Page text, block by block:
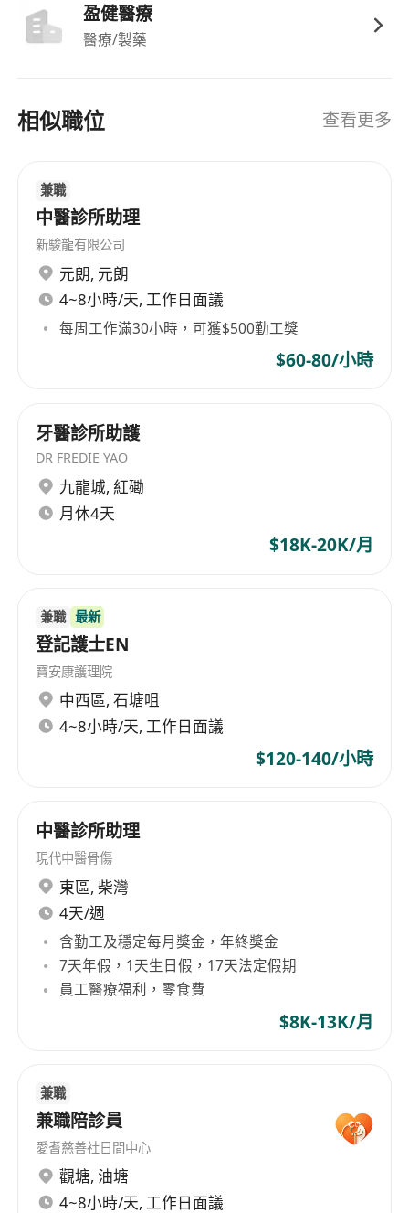
盈健醫療
醫療/製藥
相似職位 查看更多
兼職
中醫診所助理
新駿龍有限公司
元朗, 元朗
4~8小時/天, 工作日面議
每周工作滿30小時，可獲$500勤工獎
$60-80/小時
牙醫診所助護
DR FREDIE YAO
九龍城, 紅磡
月休4天
$18K-20K/月
兼職 最新
登記護士EN
寶安康護理院
中西區, 石塘咀
4~8小時/天, 工作日面議
$120-140/小時
中醫診所助理
現代中醫骨傷
東區, 柴灣
4天/週
含勤工及穩定每月獎金，年終獎金
7天年假，1天生日假，17天法定假期
員工醫療福利，零食費
$8K-13K/月
兼職
兼職陪診員
愛耆慈善社日間中心
觀塘, 油塘
4~8小時/天, 工作日面議